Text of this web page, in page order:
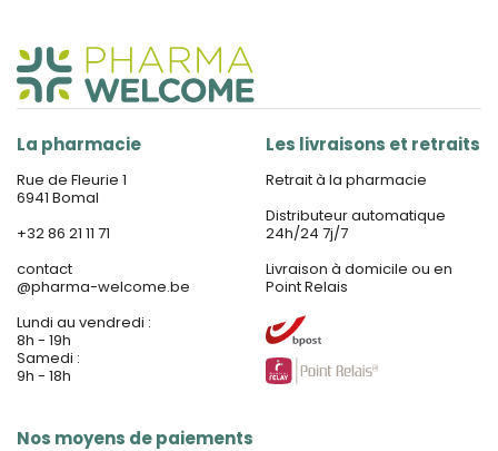
La pharmacie
Rue de Fleurie 1
6941 Bomal
+32 86 21 11 71
contact
@pharma-welcome.be
Lundi au vendredi :
8h - 19h
Samedi :
9h - 18h
Nos moyens de paiements
Les livraisons et retraits
Retrait à la pharmacie
Distributeur automatique
24h/24 7j/7
Livraison à domicile ou en
Point Relais